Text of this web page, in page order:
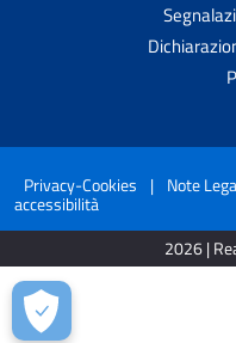
Privacy-Cookies | Note
accessibilità
2026 |